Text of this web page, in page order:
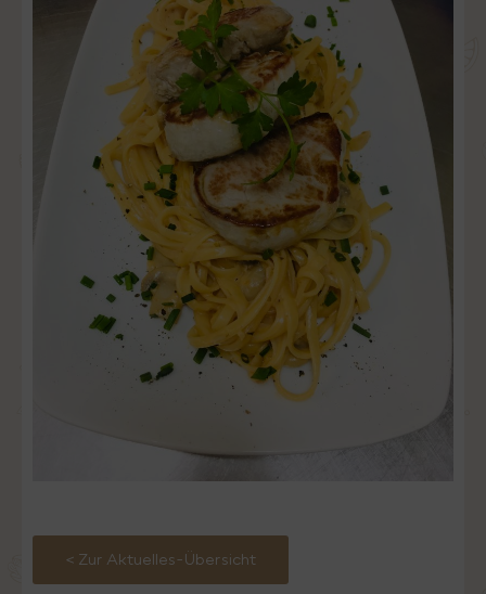
< Zur Aktuelles-Übersicht